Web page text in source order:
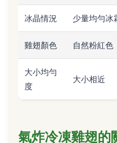
冰晶情況 少量均勻冰
雞翅顏色 自然粉紅色
大小均勻
度
大小相近
氣炸冷凍雞翅的